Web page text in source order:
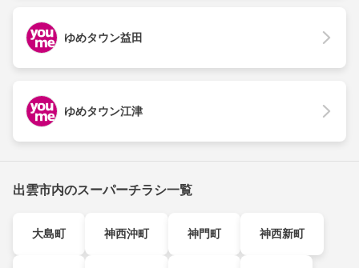
ゆめタウン益田
ゆめタウン江津
出雲市内のスーパーチラシ一覧
大島町 神西沖町 神門町 神西新町